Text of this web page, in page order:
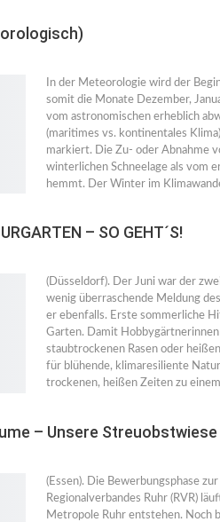
In der Meteorologie wird der
somit die Monate Dezember,
vom astronomischen erheblich
(maritimes vs. kontinentales
markiert. Die Zu- oder Abnahme
winterlichen Schneelage als vom
hemmt. Der Winter im
– SO GEHT´S!
(Düsseldorf). Der Juni war der
wenig überraschende Meldung
er ebenfalls. Erste sommerliche
Garten. Damit
staubtrockenen Rasen oder
für blühende, klimaresiliente
trockenen, heißen Zeiten zu
– Unsere Streuobstwiese
(Essen). Die Bewerbungsphase
Regionalverbandes Ruhr (RVR)
Metropole Ruhr entstehen. Noch